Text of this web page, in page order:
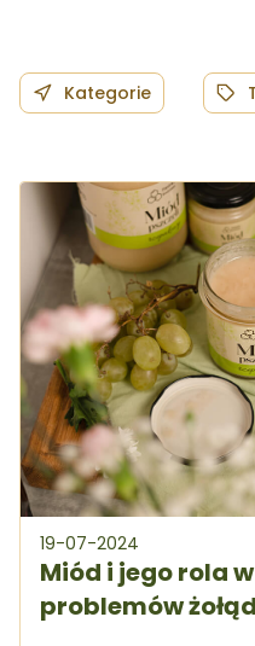
Kategorie
19-07-2024
Miód i jego rola
problemów